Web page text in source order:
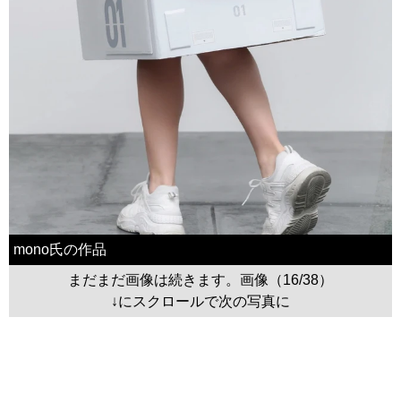
mono氏の作品
まだまだ画像は続きます。画像（16/38）
↓にスクロールで次の写真に